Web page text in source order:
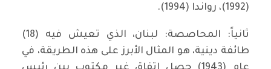
(1992)، رواندا (1994).
ثانياً: المحاصصة: لبنان، الذي تعيش فيه (18)
طائفة دينية، هو المثال الأبرز على هذه الطريقة، في